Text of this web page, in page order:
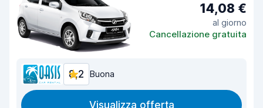
14,08 €
al giorno
Cancellazione gratuita
8,2 Buona
Visualizza offerta